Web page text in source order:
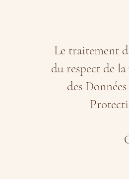
Le traitement
du respect de
des